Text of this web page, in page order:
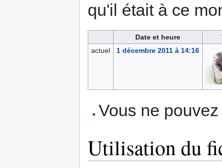
qu'il était à ce
Date et heure
actuel
1 décembre 2011 à 14:16
Vous ne
Utilisation du